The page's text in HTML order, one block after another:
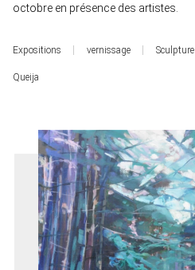
octobre en présence des artistes.
Expositions vernissage Sculpture
Queija